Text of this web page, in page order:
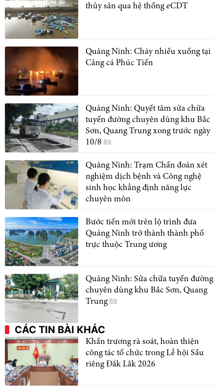
thủy sản qua hệ thống eCDT
Quảng Ninh: Cháy nhiều xuồng tại
Cảng cá Phúc Tiến
Quảng Ninh: Quyết tâm sửa chữa
tuyến đường chuyên dùng khu Bắc
Sơn, Quang Trung xong trước ngày
10/8
Quảng Ninh: Trạm Chẩn đoán xét
nghiệm dịch bệnh và Công nghệ
sinh học khẳng định năng lực
chuyên môn
Bước tiến mới trên lộ trình đưa
Quảng Ninh trở thành thành phố
trực thuộc Trung ương
Quảng Ninh: Sửa chữa tuyến đường
chuyên dùng khu Bắc Sơn, Quang
Trung
CÁC TIN BÀI KHÁC
Khẩn trương rà soát, hoàn thiện
công tác tổ chức trong Lễ hội Sầu
riêng Đắk Lắk 2026